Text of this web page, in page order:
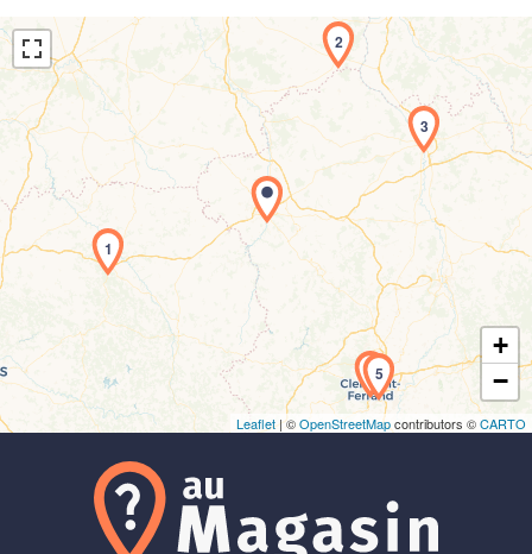
Chargement de la carte en cours...
1
2
3
4 5
+
−
Leaflet| ©OpenStreetMapcontributors ©CARTO